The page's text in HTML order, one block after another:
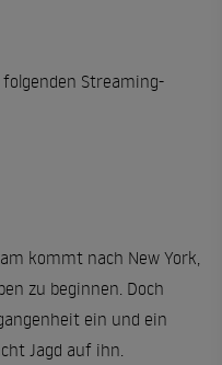
Streaming-
kommt nach New York,
zu beginnen. Doch
ein und ein
Jagd auf ihn.